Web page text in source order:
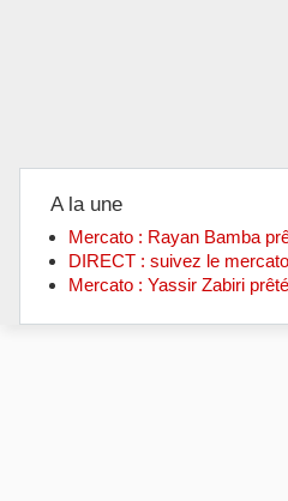
A la une
Mercato : Rayan Bamba
DIRECT : suivez le
Mercato : Yassir Zabiri